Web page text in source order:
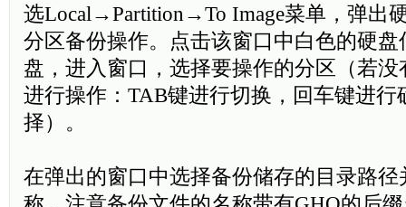
选Local→Partition→To Image菜单，弹出
分区备份操作。点击该窗口中白色的硬
盘，进入窗口，选择要操作的分区（若
进行操作：TAB键进行切换，回车键进行
择）。
在弹出的窗口中选择备份储存的目录路